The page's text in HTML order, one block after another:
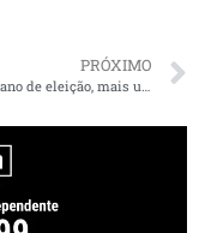
PRÓXIMO
Vídeo: Em ano de eleição, mais um pré-candidato a prefeito do MA recorre ao choro